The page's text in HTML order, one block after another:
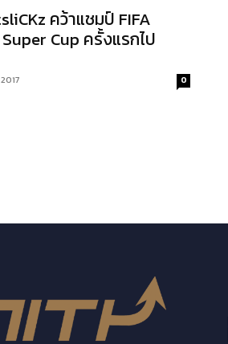
คว้าแชมป์ FIFA
Cup ครั้งแรกไป
0